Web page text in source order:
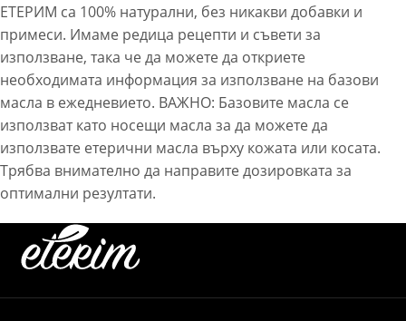
ЕТЕРИМ са 100% натурални, без никакви добавки и
примеси. Имаме редица рецепти и съвети за
използване, така че да можете да откриете
необходимата информация за използване на базови
масла в ежедневието. ВАЖНО: Базовите масла се
използват като носещи масла за да можете да
използвате етерични масла върху кожата или косата.
Трябва внимателно да направите дозировката за
оптимални резултати.